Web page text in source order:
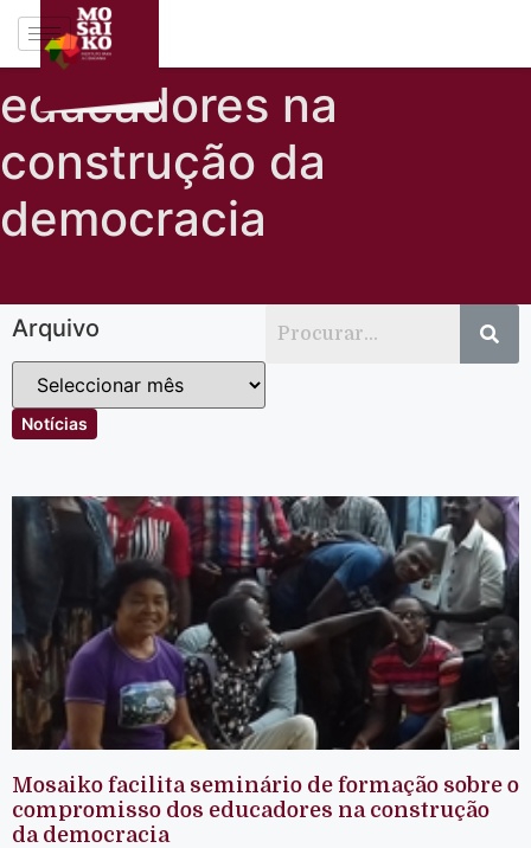
educadores na
construção da
democracia
Arquivo
Notícias
Mosaiko facilita seminário de formação sobre o
compromisso dos educadores na construção
da democracia